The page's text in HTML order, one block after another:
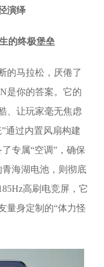
演绎
的终极堡垒
的马拉松，厌倦了
是你的答案。它的
、让玩家毫无焦虑
通过内置风扇构建
专属“空调”，确保
青海湖电池，则彻底
高刷电竞屏，它
量身定制的“体力怪